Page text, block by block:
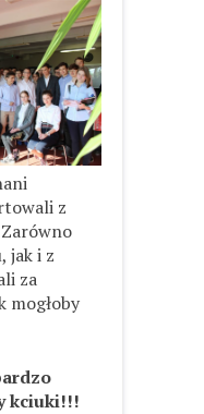
z
jak i z
za
mogłoby
kciuki!!!